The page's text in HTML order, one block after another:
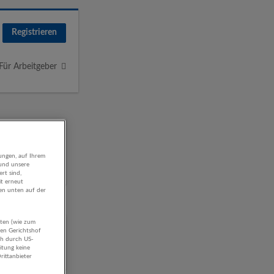
Registrieren
Für Arbeitgeber
auf Ihrem
unsere
sind,
erneut
unten auf der
(wie zum
Gerichtshof
durch US-
keine